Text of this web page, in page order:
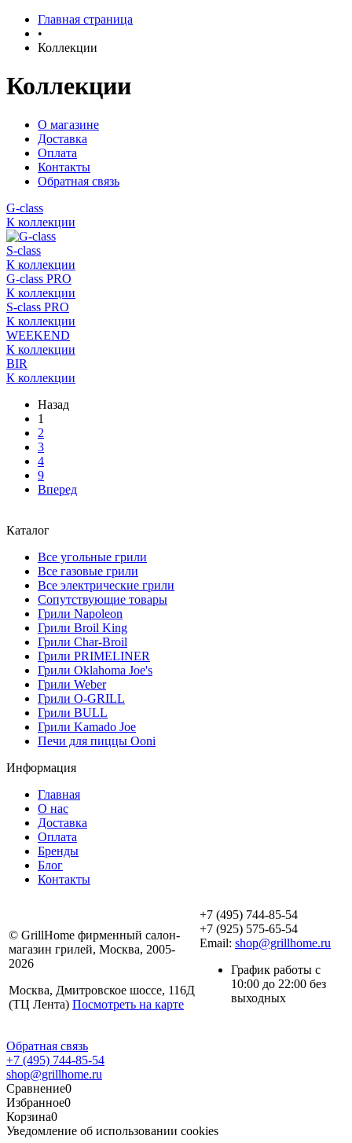
Главная страница
•
Коллекции
Коллекции
О магазине
Доставка
Оплата
Контакты
Обратная связь
G-class
К коллекции
S-class
К коллекции
G-class PRO
К коллекции
S-class PRO
К коллекции
WEEKEND
К коллекции
BIR
К коллекции
Назад
1
2
3
4
9
Вперед
Каталог
Все угольные грили
Все газовые грили
Все электрические грили
Сопутствующие товары
Грили Napoleon
Грили Broil King
Грили Char-Broil
Грили PRIMELINER
Грили Oklahoma Joe's
Грили Weber
Грили O-GRILL
Грили BULL
Грили Kamado Joe
Печи для пиццы Ooni
Информация
Главная
О нас
Доставка
Оплата
Бренды
Блог
Контакты
© GrillHome фирменный салон-
магазин грилей, Москва, 2005-
2026
Москва, Дмитровское шоссе, 116Д
(ТЦ Лента) Посмотреть на карте
+7 (495) 744-85-54
+7 (925) 575-65-54
Email: shop@grillhome.ru
График работы с
10:00 до 22:00 без
выходных
Обратная связь
+7 (495) 744-85-54
shop@grillhome.ru
Сравнение0
Избранное0
Корзина0
Уведомление об использовании cookies